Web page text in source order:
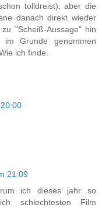
tolldreist), aber die
danach direkt wieder
"Scheiß-Aussage" hin
im Grunde genommen
ich finde.
21:09
ich dieses jahr so
schlechtesten Film